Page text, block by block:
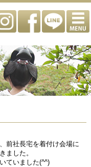
前社長宅を着付け会場に
ました。
ていました(^^)